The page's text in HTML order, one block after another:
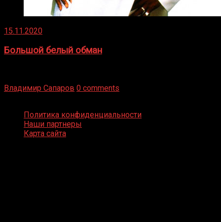
15.11.2020
Большой белый обман
Владимир Сапаров 0 comments
Политика конфиденциальности
Наши партнеры
Карта сайта